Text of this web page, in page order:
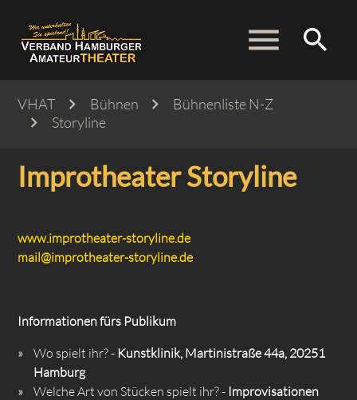
menu search
Suchbegriffe
VHAT Bühnen
Bühnenliste N-Z
Storyline
Improtheater Storyline
www.improtheater-storyline.de
mail@improtheater-storyline.de
Informationen fürs Publikum
Wo spielt ihr? - Kunstklinik, Martinistraße 44a, 20251
Hamburg
Welche Art von Stücken spielt ihr? - Improvisationen